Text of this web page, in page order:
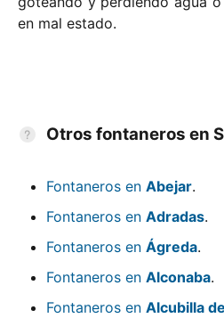
en mal estado.
Otros fontaneros en
Fontaneros en Abejar.
Fontaneros en Adradas.
Fontaneros en Ágreda.
Fontaneros en Alconaba.
Fontaneros en Alcubilla